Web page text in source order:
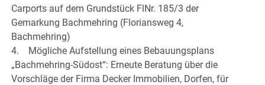
Carports auf dem Grundstück FlNr. 185/3 der
Gemarkung Bachmehring (Floriansweg 4,
Bachmehring)
4. Mögliche Aufstellung eines Bebauungsplans
„Bachmehring-Südost“: Erneute Beratung über die
Vorschläge der Firma Decker Immobilien, Dorfen, für